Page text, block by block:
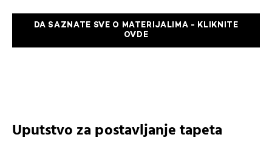
DA SAZNATE SVE O MATERIJALIMA - KLIKNITE
OVDE
Uputstvo za postavljanje tapeta